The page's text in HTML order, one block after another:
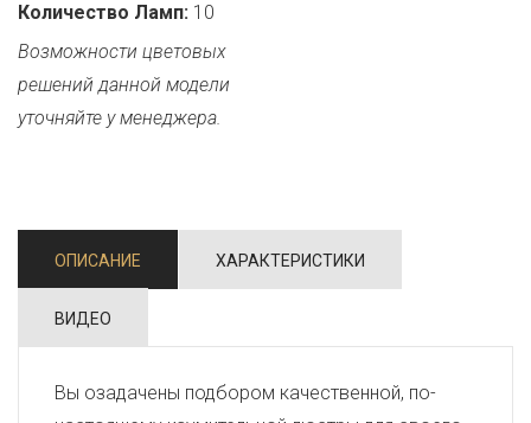
Количество Ламп: 10
Возможности цветовых
решений данной модели
уточняйте у менеджера.
ОПИСАНИЕ ХАРАКТЕРИСТИКИ
ВИДЕО
Вы озадачены подбором качественной, по-